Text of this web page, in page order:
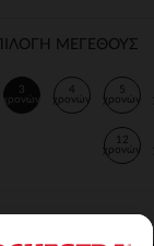
ΜΕΓΕΘΟΥΣ
3
χρονών
4
χρονών
5
χρονών
12
χρονών